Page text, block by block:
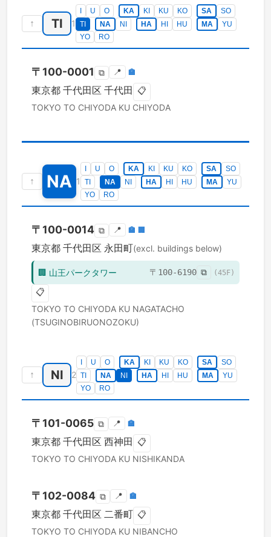
↑ TI 1
U O KA KI KU KO SA
SO
TI
NA NI HA HI HU MA
YU
YO
RO
〒 100-0001 ⧉ 📍 🏣
東京都 千代田区 千代田 📋
TOKYO TO CHIYODA KU CHIYODA
↑ NA 1
U O KA KI KU KO SA
SO
TI
NA NI HA HI HU MA
YU
YO
RO
〒 100-0014 ⧉ 📍 🏣 🏢
東京都 千代田区 永田町(excl. buildings below)
🏢 山王パークタワー 〒 100-6190 ⧉ (45 F)
📋
TOKYO TO CHIYODA KU NAGATACHO
(TSUGINOBIRUONOZOKU)
↑ NI 2
U O KA KI KU KO SA
SO
TI
NA NI HA HI HU MA
YU
YO
RO
〒 101-0065 ⧉ 📍 🏣
東京都 千代田区 西神田 📋
TOKYO TO CHIYODA KU NISHIKANDA
〒 102-0084 ⧉ 📍 🏣
東京都 千代田区 二番町 📋
TOKYO TO CHIYODA KU NIBANCHO